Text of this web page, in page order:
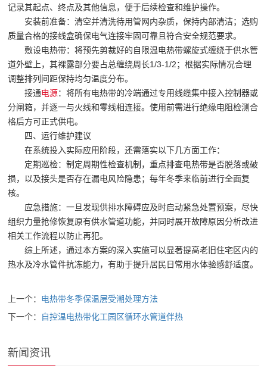
记录其起点、终点及其他信息，便于后续检查和维护操作。
安装前准备：清空并清洗待用管网内杂质，保持内部清洁；选购
质量合格的接线盒确保电气连接牢固可靠且符合安全规范要求。
敷设电热带：将预先剪裁好的自限温电热带螺旋式缠绕于供水管
道外壁上，其裸露部分要占总缠绕周长1/3-1/2；根据实际情况合理
调整排列间距保持均匀温度分布。
接通电源：将所有电热带的冷端通过专用线缆集中接入控制器或
分闸箱，并逐一与火线和零线相连接。使用前需进行绝缘电阻检测合
格后方可正式供电。
四、运行维护建议
在系统投入实际应用阶段，还需落实以下几方面工作：
定期巡检：制定周期性检查机制，重点排查电热带是否脱落或破
损，以及接头是否存在漏电风险隐患；每年冬季来临前进行全面复
核。
应急措施：一旦发现供排水障碍应及时启动紧急处置预案，尽快
组织力量抢修恢复原有供水管道功能，并同时展开故障原因分析改进
相关工作流程以防止再犯。
综上所述，通过本方案的深入实施可以显著提高老旧住宅区内的
热水及冷水管件抗冻能力，有助于提升居民日常用水体验感舒适度。
上一个： 电热带冬季保温层受潮处理方法
下一个： 自控温电热带化工园区循环水管道伴热
新闻资讯